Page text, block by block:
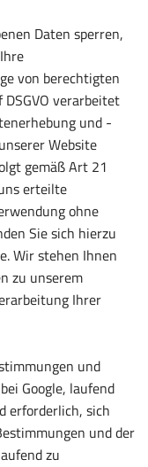
Daten sperren,
von berechtigten
verarbeitet
und -
Website
gemäß Art 21
erteilte
ohne
Sie sich hierzu
Wir stehen Ihnen
zu unserem
Ihrer
und
Google, laufend
erforderlich, sich
und der
zu